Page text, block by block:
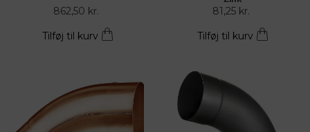
862,50 kr.
Tilføj til kurv
81,25 kr.
Tilføj til kurv